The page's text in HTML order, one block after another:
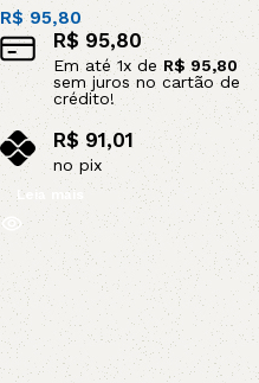
R$95,80
R$ 95,80
Em até1x deR$ 95,80
sem juros no cartão de
crédito!
R$91,01
no pix
Leia mais